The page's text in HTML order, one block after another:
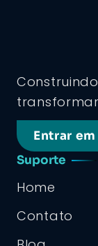
Entrar
Suporte
Home
Contato